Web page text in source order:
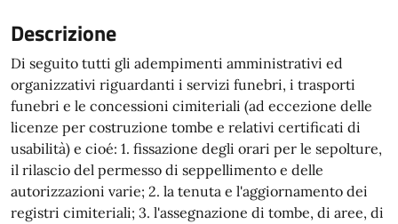
Descrizione
Di seguito tutti gli adempimenti amministrativi ed
organizzativi riguardanti i servizi funebri, i trasporti
funebri e le concessioni cimiteriali (ad eccezione delle
licenze per costruzione tombe e relativi certificati di
usabilità) e cioé: 1. fissazione degli orari per le sepolture,
il rilascio del permesso di seppellimento e delle
autorizzazioni varie; 2. la tenuta e l'aggiornamento dei
registri cimiteriali; 3. l'assegnazione di tombe, di aree, di